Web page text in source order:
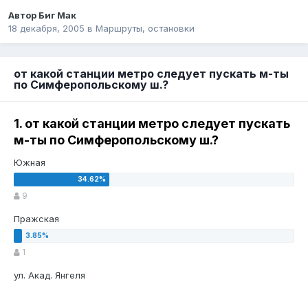
Автор Биг Мак
18 декабря, 2005 в Маршруты, остановки
от какой станции метро следует пускать м-ты
по Симферопольскому ш.?
1. от какой станции метро следует пускать
м-ты по Симферопольскому ш.?
Южная
9
Пражская
1
ул. Акад. Янгеля